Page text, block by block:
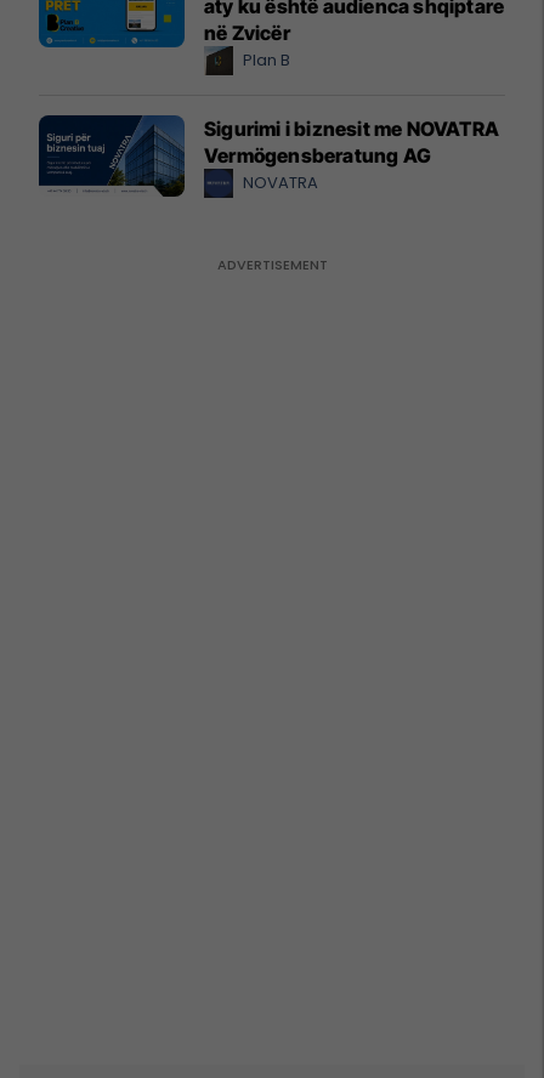
aty ku është audienca shqiptare
në Zvicër
Plan B
Sigurimi i biznesit me NOVATRA
Vermögensberatung AG
NOVATRA